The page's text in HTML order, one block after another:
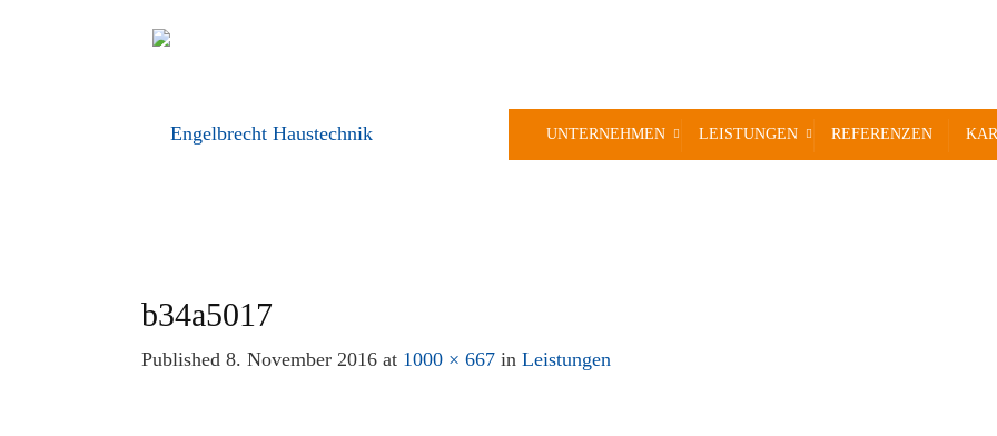
UNTERNEHMEN LEISTUNGEN REFERENZEN
b34a5017
Published 8. November 2016 at 1000 × 667 in Leistungen